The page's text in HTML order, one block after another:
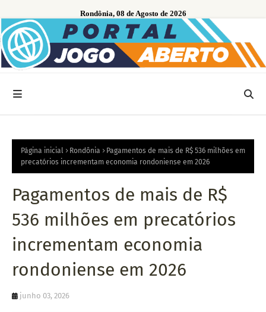
Rondônia, 08 de Agosto de 2026
Página inicial Rondônia
Pagamentos de mais de R$ 536 milhões em
precatórios incrementam economia rondoniense em 2026
Pagamentos de mais de R$
536 milhões em precatórios
incrementam economia
rondoniense em 2026
junho 03, 2026